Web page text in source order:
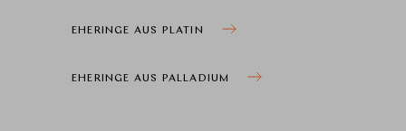
EHERINGE AUS PLATIN
EHERINGE AUS PALLADIUM